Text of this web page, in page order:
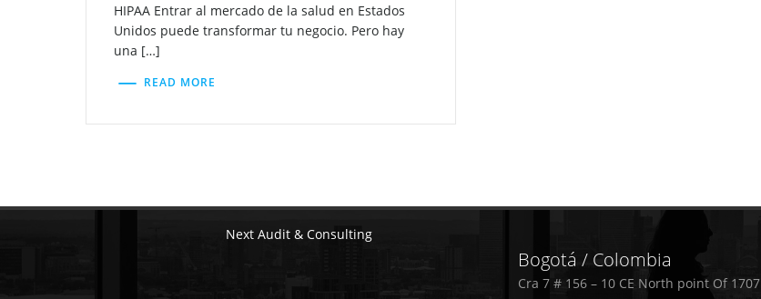
HIPAA Entrar al mercado de la salud en Estados
Unidos puede transformar tu negocio. Pero hay
una […]
READ MORE
Next Audit & Consulting
Bogotá / Colombia
Cra 7 # 156 – 10 CE North point Of 1707